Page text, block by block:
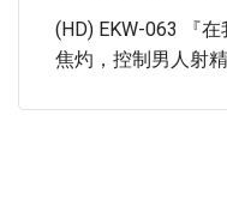
(HD) EKW-063 『
焦灼，控制男人射